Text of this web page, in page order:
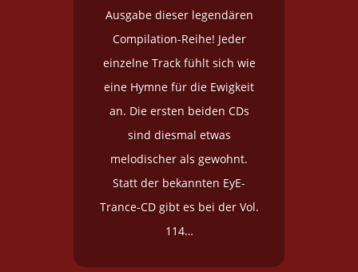
Ausgabe dieser legendären
Compilation-Reihe! Jeder
einzelne Track fühlt sich wie
eine Hymne für die Ewigkeit
an. Die ersten beiden CDs
sind diesmal etwas
melodischer als gewohnt.
Statt der bekannten EyE-
Trance-CD gibt es bei der Vol.
114…